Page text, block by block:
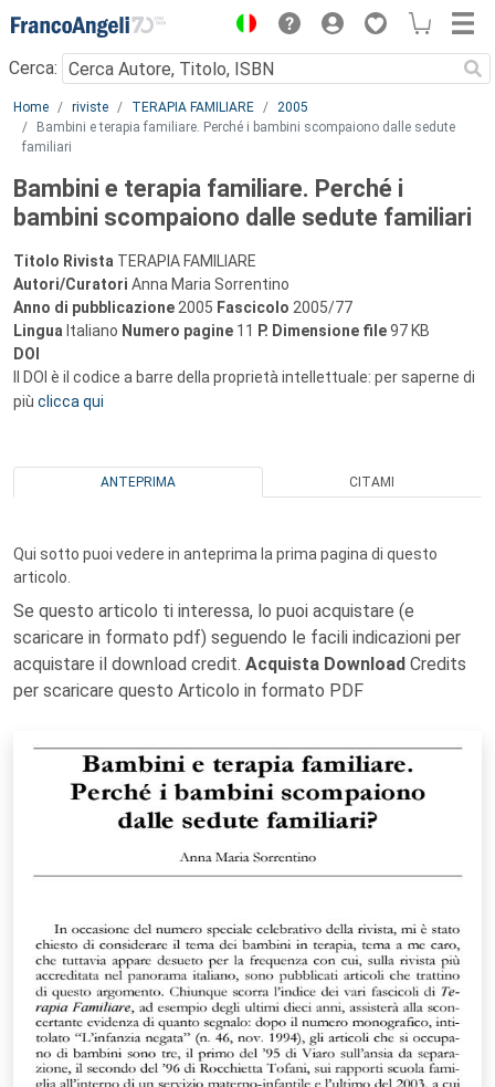
Menu
Cerca:
Main content
Home riviste TERAPIA FAMILIARE
2005
Bambini e terapia familiare. Perché i bambini scompaiono dalle sedute
familiari
Bambini e terapia familiare. Perché i
bambini scompaiono dalle sedute familiari
Titolo Rivista TERAPIA FAMILIARE
Autori/Curatori Anna Maria Sorrentino
Anno di pubblicazione 2005 Fascicolo 2005/77
Lingua Italiano Numero pagine 11 P. Dimensione file97 KB
DOI
Il DOI è il codice a barre della proprietà intellettuale: per saperne di
più clicca qui
ANTEPRIMA CITAMI
Qui sotto puoi vedere in anteprima la prima pagina di questo
articolo.
Se questo articolo ti interessa, lo puoi acquistare (e
scaricare in formato pdf) seguendo le facili indicazioni per
acquistare il download credit. Acquista Download Credits
per scaricare questo Articolo in formato PDF